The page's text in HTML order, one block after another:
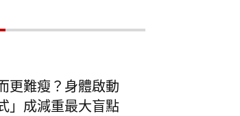
更難瘦？身體啟動
」成減重最大盲點